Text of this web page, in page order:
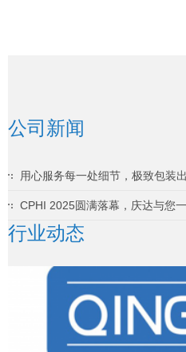
公司新闻
用心服务每一处细节，极致包装
CPHI 2025圆满落幕，庆达与您
行业动态